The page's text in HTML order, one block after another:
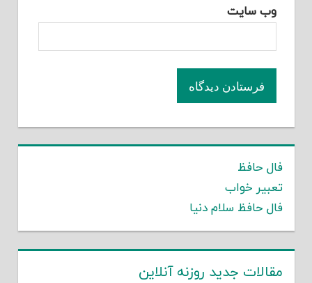
وب‌ سایت
فال حافظ
تعبیر خواب
فال حافظ سلام دنیا
مقالات جدید روزنه آنلاین